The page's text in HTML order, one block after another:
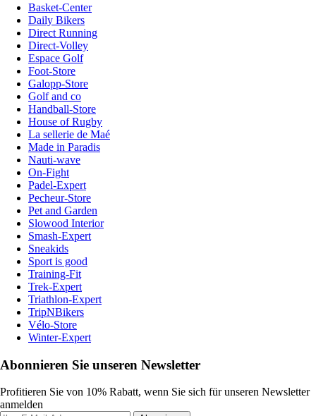
Basket-Center
Daily Bikers
Direct Running
Direct-Volley
Espace Golf
Foot-Store
Galopp-Store
Golf and co
Handball-Store
House of Rugby
La sellerie de Maé
Made in Paradis
Nauti-wave
On-Fight
Padel-Expert
Pecheur-Store
Pet and Garden
Slowood Interior
Smash-Expert
Sneakids
Sport is good
Training-Fit
Trek-Expert
Triathlon-Expert
TripNBikers
Vélo-Store
Winter-Expert
Abonnieren Sie unseren Newsletter
Profitieren Sie von 10% Rabatt, wenn Sie sich für unseren Newsletter
anmelden